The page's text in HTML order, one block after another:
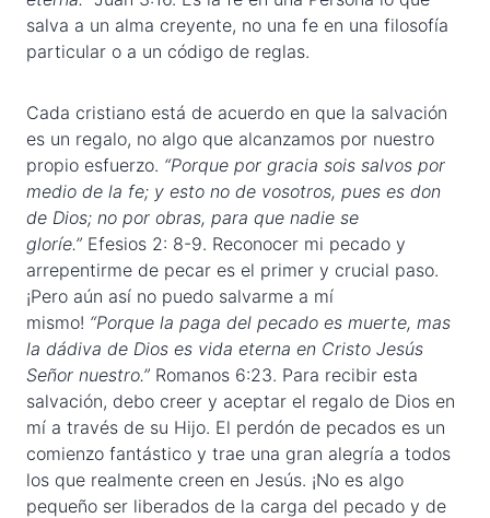
salva a un alma creyente, no una fe en una filosofía
particular o a un código de reglas.
Cada cristiano está de acuerdo en que la salvación
es un regalo, no algo que alcanzamos por nuestro
propio esfuerzo. “Porque por gracia sois salvos por
medio de la fe; y esto no de vosotros, pues es don
de Dios; no por obras, para que nadie se
gloríe.” Efesios 2: 8-9. Reconocer mi pecado y
arrepentirme de pecar es el primer y crucial paso.
¡Pero aún así no puedo salvarme a mí
mismo! “Porque la paga del pecado es muerte, mas
la dádiva de Dios es vida eterna en Cristo Jesús
Señor nuestro.” Romanos 6:23. Para recibir esta
salvación, debo creer y aceptar el regalo de Dios en
mí a través de su Hijo. El perdón de pecados es un
comienzo fantástico y trae una gran alegría a todos
los que realmente creen en Jesús. ¡No es algo
pequeño ser liberados de la carga del pecado y de